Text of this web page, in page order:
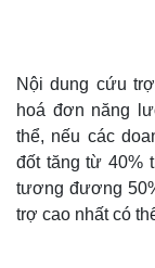
Thế giới
Nội dung cứu
hoá đơn năng
thể, nếu các
đốt tăng từ 40%
tương đương
trợ cao nhất có